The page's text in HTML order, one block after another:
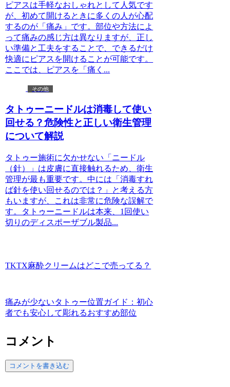
ピアスは手軽なおしゃれとして人気です
が、初めて開けるときに多くの人が心配
するのが「痛み」です。部位や方法によ
って痛みの感じ方は異なりますが、正し
い準備と工夫をすることで、できるだけ
快適にピアスを開けることが可能です。
ここでは、ピアスを「痛く...
その他
タトゥーニードルは消毒して使い
回せる？危険性と正しい衛生管理
について解説
タトゥー施術に欠かせない「ニードル
（針）」は皮膚に直接触れるため、衛生
管理が最も重要です。中には「消毒すれ
ば針を使い回せるのでは？」と考える方
もいますが、これは非常に危険な誤解で
す。タトゥーニードルは本来、1回使い
切りのディスポーザブル製品...
TKTX麻酔クリームはどこで売ってる？
痛みが少ないタトゥー位置ガイド：初心
者でも安心して彫れるおすすめ部位
コメント
コメントを書き込む